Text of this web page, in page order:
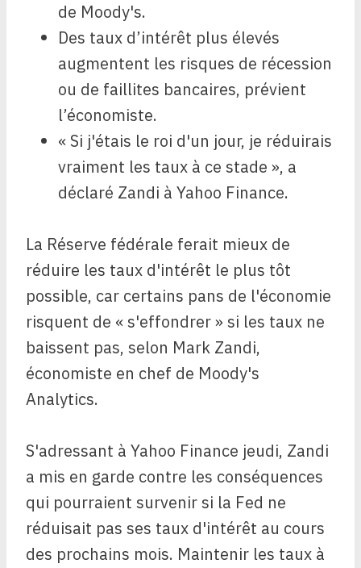
de Moody's.
Des taux d’intérêt plus élevés
augmentent les risques de récession
ou de faillites bancaires, prévient
l’économiste.
« Si j'étais le roi d'un jour, je réduirais
vraiment les taux à ce stade », a
déclaré Zandi à Yahoo Finance.
La Réserve fédérale ferait mieux de
réduire les taux d'intérêt le plus tôt
possible, car certains pans de l'économie
risquent de « s'effondrer » si les taux ne
baissent pas, selon Mark Zandi,
économiste en chef de Moody's
Analytics.
S'adressant à Yahoo Finance jeudi, Zandi
a mis en garde contre les conséquences
qui pourraient survenir si la Fed ne
réduisait pas ses taux d'intérêt au cours
des prochains mois. Maintenir les taux à